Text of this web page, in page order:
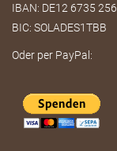
IBAN: DE12 6735
BIC: SOLADES1TBB
Oder per PayPal: